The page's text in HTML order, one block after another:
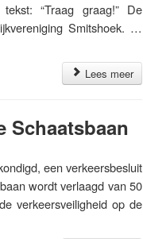
“Traag graag!” De
Smitshoek. …
Lees meer
Schaatsbaan
een verkeersbesluit
wordt verlaagd van 50
verkeersveiligheid op de